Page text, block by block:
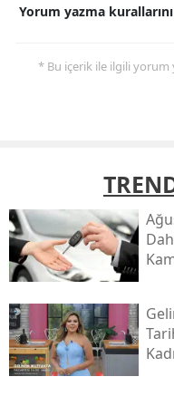
Yorum yazma kurallarını
* Bu içerik ile ilgili yorum